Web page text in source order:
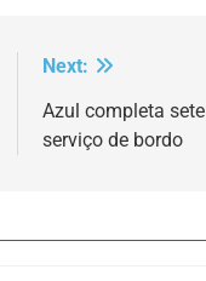
Next:
Azul completa
serviço de bordo